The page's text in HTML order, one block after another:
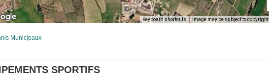
Keyboard shortcuts Image may be subject to copyright
Municipaux
SPORTIFS